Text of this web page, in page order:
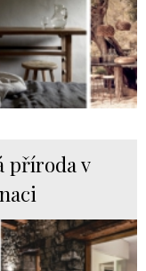
příroda v